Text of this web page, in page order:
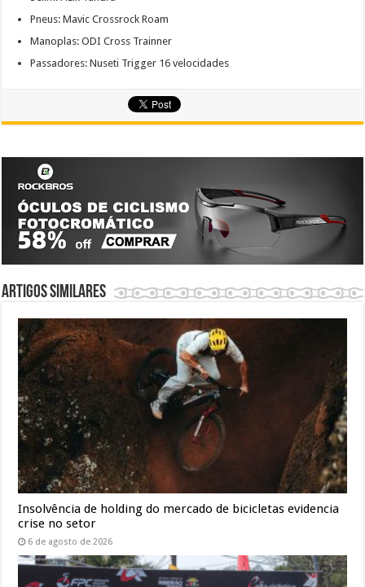
Pneus: Mavic Crossrock Roam
Manoplas: ODI Cross Trainner
Passadores: Nuseti Trigger 16 velocidades
Artigos similares
Insolvência de holding do mercado de bicicletas evidencia
crise no setor
6 de agosto de 2026